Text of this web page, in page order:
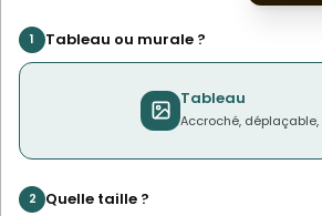
1 Tableau ou murale ?
Tableau
Accroché,
2 Quelle taille ?